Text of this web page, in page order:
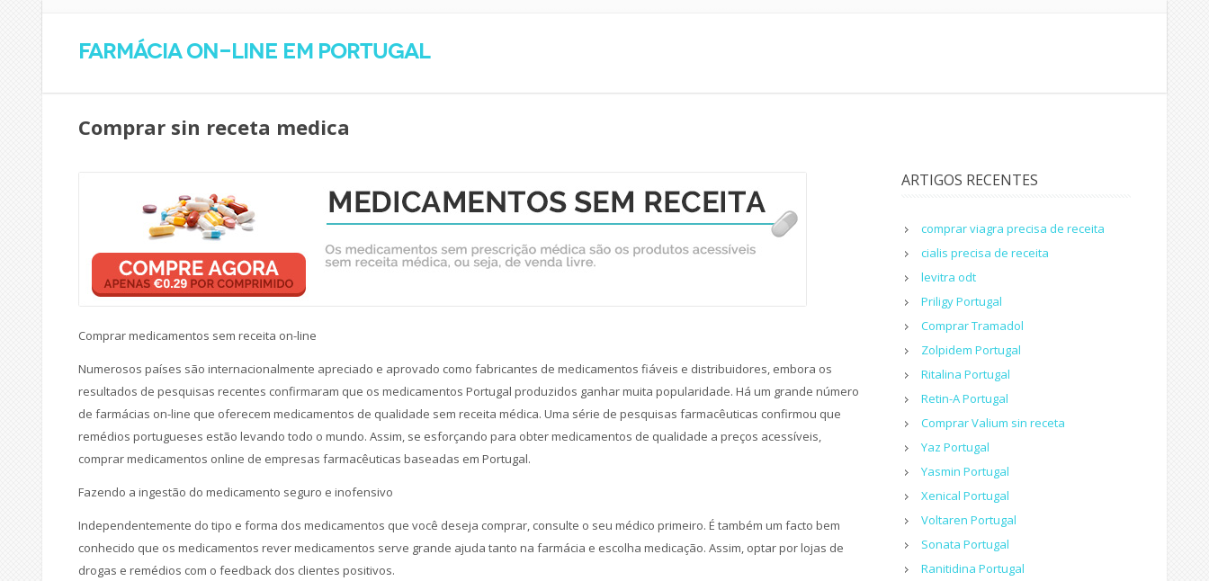
Farmácia on-line em Portugal
Comprar sin receta medica
Comprar medicamentos sem receita on-line
Numerosos países são internacionalmente apreciado e aprovado como fabricantes de medicamentos fiáveis e distribuidores, embora os
resultados de pesquisas recentes confirmaram que os medicamentos Portugal produzidos ganhar muita popularidade. Há um grande número
de farmácias on-line que oferecem medicamentos de qualidade sem receita médica. Uma série de pesquisas farmacêuticas confirmou que
remédios portugueses estão levando todo o mundo. Assim, se esforçando para obter medicamentos de qualidade a preços acessíveis,
comprar medicamentos online de empresas farmacêuticas baseadas em Portugal.
Fazendo a ingestão do medicamento seguro e inofensivo
Independentemente do tipo e forma dos medicamentos que você deseja comprar, consulte o seu médico primeiro. É também um facto bem
conhecido que os medicamentos rever medicamentos serve grande ajuda tanto na farmácia e escolha medicação. Assim, optar por lojas de
drogas e remédios com o feedback dos clientes positivos.
ARTIGOS RECENTES
comprar viagra precisa de receita
cialis precisa de receita
levitra odt
Priligy Portugal
Сomprar Tramadol
Zolpidem Portugal
Ritalina Portugal
Retin-A Portugal
Comprar Valium sin receta
Yaz Portugal
Yasmin Portugal
Xenical Portugal
Voltaren Portugal
Sonata Portugal
Ranitidina Portugal